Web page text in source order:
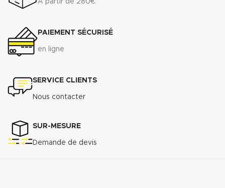
PAIEMENT SÉCURISÉ
en ligne
SERVICE CLIENTS
Nous contacter
SUR-MESURE
Demande de devis